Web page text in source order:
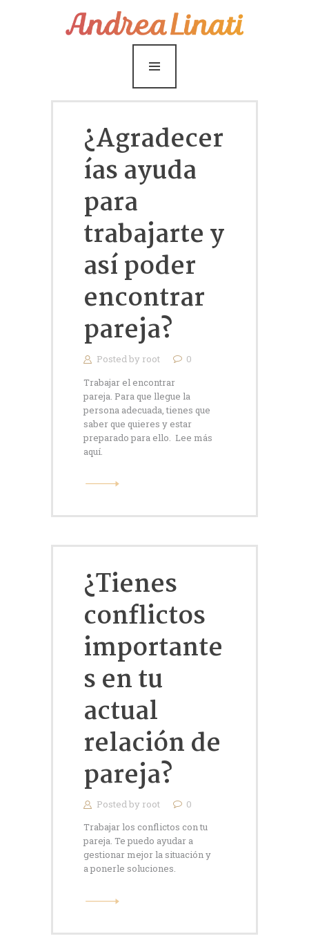
¿Cómo funciona?
Servicios
Coaching Gratis
Contáctame
Blog
¿Agradecer
ías ayuda
para
trabajarte y
así poder
encontrar
pareja?
Posted by root
0
Trabajar el encontrar
pareja. Para que llegue la
persona adecuada, tienes que
saber que quieres y estar
preparado para ello. Lee más
aquí.
¿Tienes
conflictos
importante
s en tu
actual
relación de
pareja?
Posted by root
0
Trabajar los conflictos con tu
pareja. Te puedo ayudar a
gestionar mejor la situación y
a ponerle soluciones.